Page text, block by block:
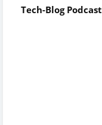
Tech-Blog Podcast